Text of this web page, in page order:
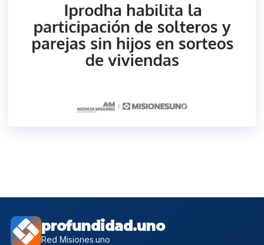
profundidad.uno
Red Misiones.uno